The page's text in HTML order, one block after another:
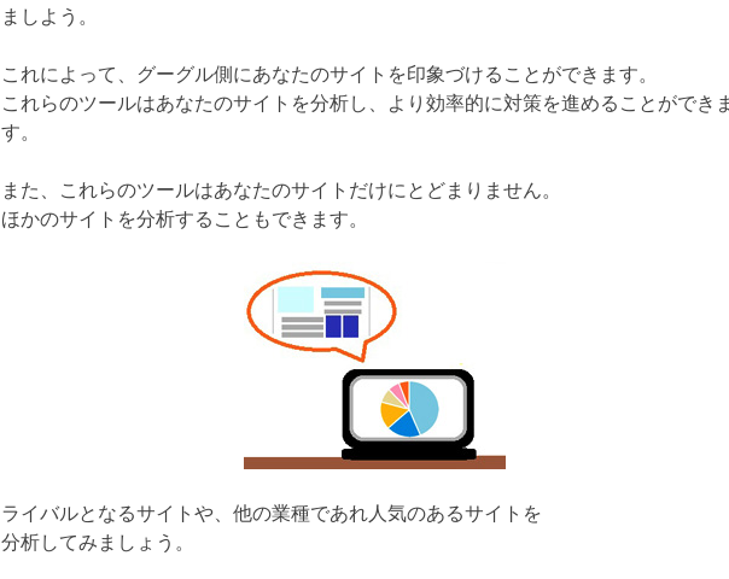
ましよう。
これによって、グーグル側にあなたのサイトを印象づけることができます。
これらのツールはあなたのサイトを分析し、より効率的に対策を進めることができま
す。
また、これらのツールはあなたのサイトだけにとどまりません。
ほかのサイトを分析することもできます。
ライバルとなるサイトや、他の業種であれ人気のあるサイトを
分析してみましょう。